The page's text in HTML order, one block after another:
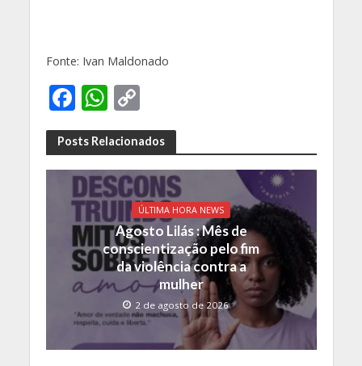
Fonte: Ivan Maldonado
F
ac
e
b
o
o
k
W
h
at
s
A
p
p
C
o
p
y
Li
n
k
Posts Relacionados
ÚLTIMA HORA NEWS
Agosto Lilás : Mês de
conscientização pelo fim
da violência contra a
mulher
2 de agosto de 2026